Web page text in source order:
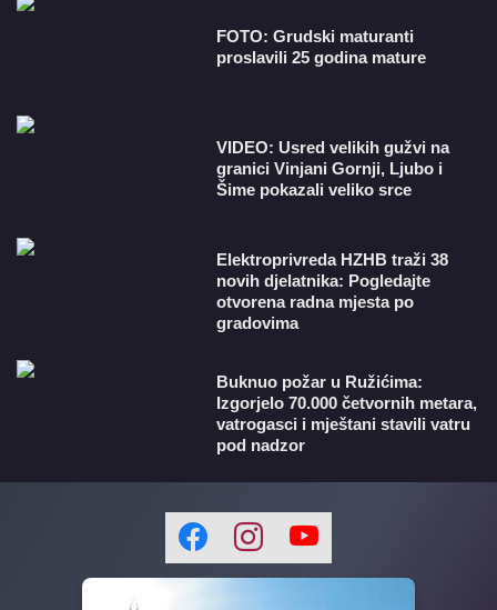
FOTO: Grudski maturanti
proslavili 25 godina mature
VIDEO: Usred velikih gužvi na
granici Vinjani Gornji, Ljubo i
Šime pokazali veliko srce
​Elektroprivreda HZHB traži 38
novih djelatnika: Pogledajte
otvorena radna mjesta po
gradovima
Buknuo požar u Ružićima:
Izgorjelo 70.000 četvornih metara,
vatrogasci i mještani stavili vatru
pod nadzor